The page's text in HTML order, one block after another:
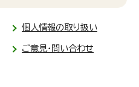
個人情報の取り扱い
ご意見・問い合わせ